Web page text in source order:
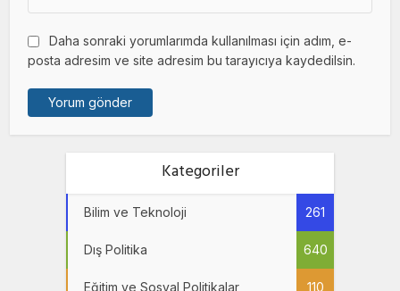
Daha sonraki yorumlarımda kullanılması için adım, e-
posta adresim ve site adresim bu tarayıcıya kaydedilsin.
Kategoriler
Bilim ve Teknoloji 261
Dış Politika 640
Eğitim ve Sosyal Politikalar 110